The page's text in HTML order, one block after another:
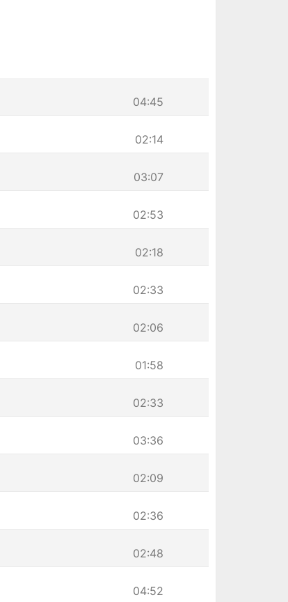
04:45
02:14
03:07
02:53
02:18
02:33
02:06
01:58
02:33
03:36
02:09
02:36
02:48
04:52